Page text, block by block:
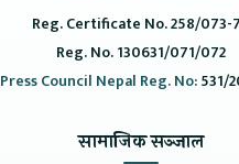
Reg. Certificate No. 258/073-
Reg. No. 130631/071/072
Press Council Nepal Reg. No:531/
सामाजिक सञ्जाल